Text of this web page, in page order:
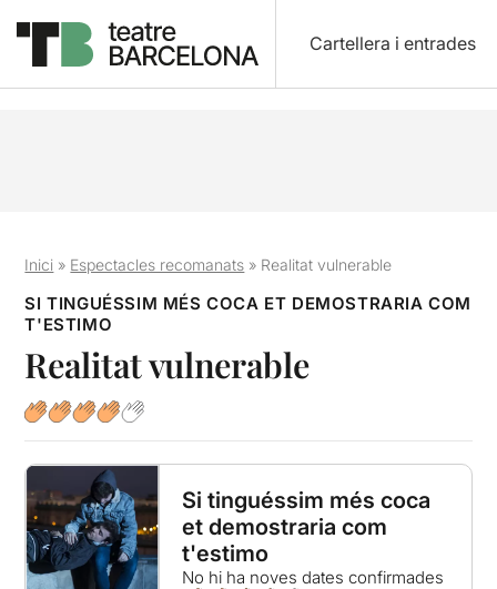
Cartellera i entrades
Inici » Espectacles recomanats » Realitat vulnerable
SI TINGUÉSSIM MÉS COCA ET DEMOSTRARIA COM
T'ESTIMO
Realitat vulnerable
Si tinguéssim més coca
et demostraria com
t'estimo
No hi ha noves dates confirmades